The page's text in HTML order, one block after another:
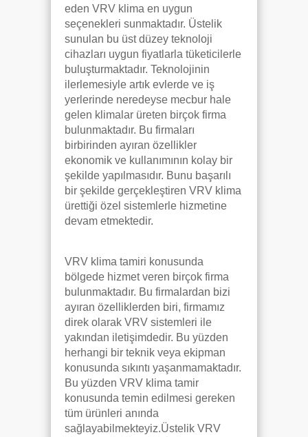
eden VRV klima en uygun
seçenekleri sunmaktadır. Üstelik
sunulan bu üst düzey teknoloji
cihazları uygun fiyatlarla tüketicilerle
buluşturmaktadır. Teknolojinin
ilerlemesiyle artık evlerde ve iş
yerlerinde neredeyse mecbur hale
gelen klimalar üreten birçok firma
bulunmaktadır. Bu firmaları
birbirinden ayıran özellikler
ekonomik ve kullanımının kolay bir
şekilde yapılmasıdır. Bunu başarılı
bir şekilde gerçekleştiren VRV klima
ürettiği özel sistemlerle hizmetine
devam etmektedir.
VRV klima tamiri konusunda
bölgede hizmet veren birçok firma
bulunmaktadır. Bu firmalardan bizi
ayıran özelliklerden biri, firmamız
direk olarak VRV sistemleri ile
yakından iletişimdedir. Bu yüzden
herhangi bir teknik veya ekipman
konusunda sıkıntı yaşanmamaktadır.
Bu yüzden VRV klima tamir
konusunda temin edilmesi gereken
tüm ürünleri anında
sağlayabilmekteyiz.Üstelik VRV